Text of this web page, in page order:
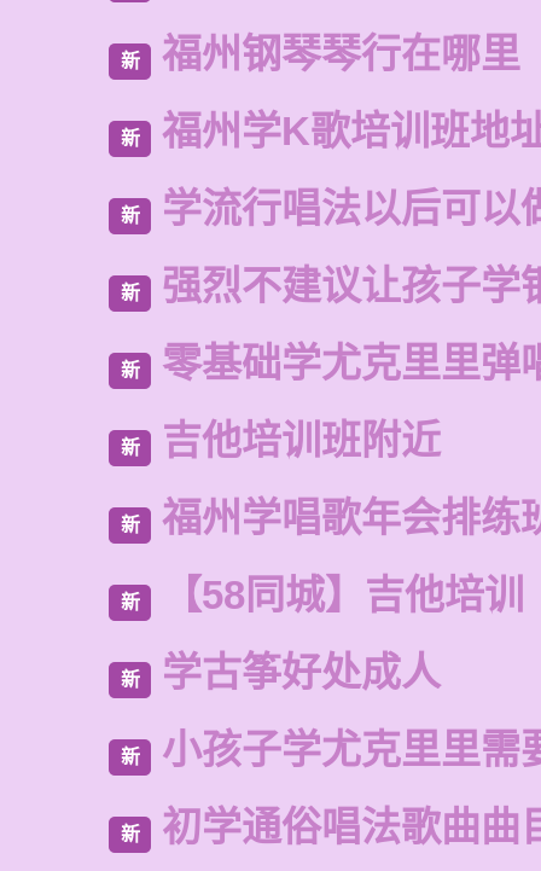
新 福州钢琴琴行在哪里
新 福州学K歌培训班地
新 学流行唱法以后可以
新 强烈不建议让孩子学
新 零基础学尤克里里弹
新 吉他培训班附近
新 福州学唱歌年会排练
新 【58同城】吉他培训
新 学古筝好处成人
新 小孩子学尤克里里需
新 初学通俗唱法歌曲曲